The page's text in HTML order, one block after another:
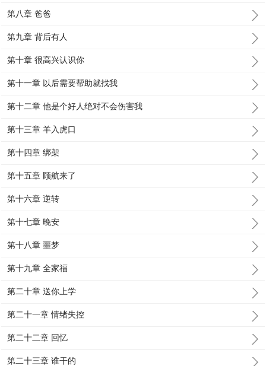
第八章 爸爸
第九章 背后有人
第十章 很高兴认识你
第十一章 以后需要帮助就找我
第十二章 他是个好人绝对不会伤害我
第十三章 羊入虎口
第十四章 绑架
第十五章 顾航来了
第十六章 逆转
第十七章 晚安
第十八章 噩梦
第十九章 全家福
第二十章 送你上学
第二十一章 情绪失控
第二十二章 回忆
第二十三章 谁干的